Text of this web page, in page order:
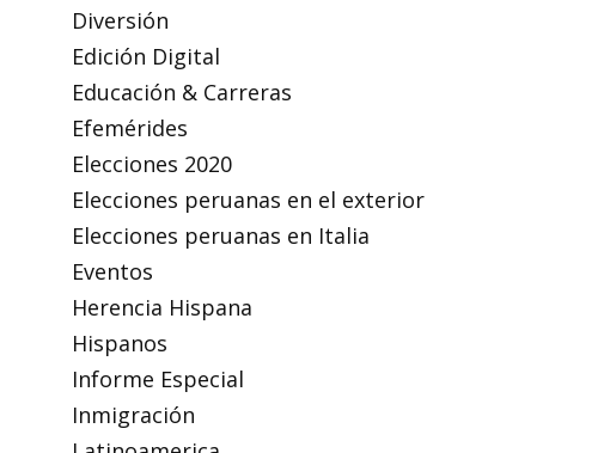
Diversión
Edición Digital
Educación & Carreras
Efemérides
Elecciones 2020
Elecciones peruanas en el exterior
Elecciones peruanas en Italia
Eventos
Herencia Hispana
Hispanos
Informe Especial
Inmigración